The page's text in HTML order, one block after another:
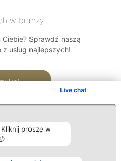
Live chat
proszę w
w branży
Sprawdź naszą
usług najlepszych!
Kontakt